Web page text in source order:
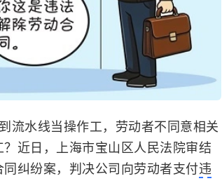
流水线当操作工，劳动者不同意相关
近日，上海市宝山区人民法院审结
纠纷案，判决公司向劳动者支付违